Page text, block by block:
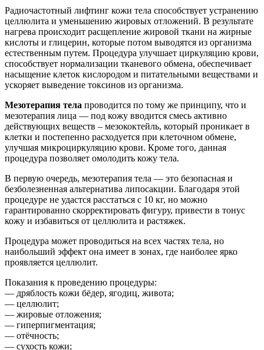
Радиочастотный лифтинг кожи тела способствует устранению
целлюлита и уменьшению жировых отложений. В результате
нагрева происходит расщепление жировой ткани на жирные
кислоты и глицерин, которые потом выводятся из организма
естественным путем. Процедура улучшает циркуляцию крови,
способствует нормализации тканевого обмена, обеспечивает
насыщение клеток кислородом и питательными веществами и
ускоряет выведение токсинов из организма.
Мезотерапия тела проводится по тому же принципу, что и
мезотерапия лица — под кожу вводится смесь активно
действующих веществ – мезококтейль, который проникает в
клетки и постепенно расходуется при клеточном обмене,
улучшая микроциркуляцию крови. Кроме того, данная
процедура позволяет омолодить кожу тела.
В первую очередь, мезотерапия тела — это безопасная и
безболезненная альтернатива липосакции. Благодаря этой
процедуре не удастся расстаться с 10 кг, но можно
гарантированно скорректировать фигуру, привести в тонус
кожу и избавиться от целлюлита и растяжек.
Процедура может проводиться на всех частях тела, но
наибольший эффект она имеет в зонах, где наиболее ярко
проявляется целлюлит.
Показания к проведению процедуры:
— дряблость кожи бёдер, ягодиц, живота;
— целлюлит;
— жировые отложения;
— гиперпигментация;
— отёчность;
— сухость кожи;